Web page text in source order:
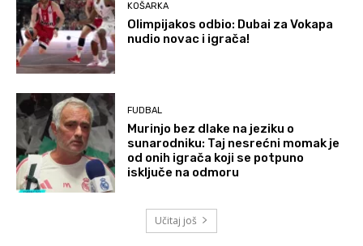
KOŠARKA
Olimpijakos odbio: Dubai za Vokapa
nudio novac i igrača!
FUDBAL
Murinjo bez dlake na jeziku o
sunarodniku: Taj nesrećni momak je
od onih igrača koji se potpuno
isključe na odmoru
Učitaj još